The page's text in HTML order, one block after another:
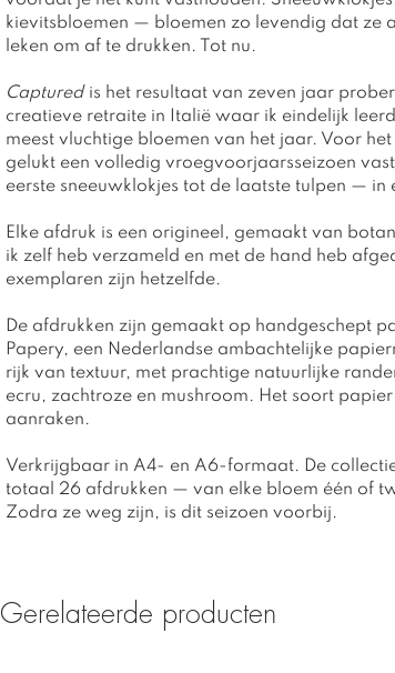
kievitsbloemen — bloemen zo levendig dat ze
leken om af te drukken. Tot nu.
Captured is het resultaat van zeven jaar
creatieve retraite in Italië waar ik eindelijk
meest vluchtige bloemen van het jaar. Voor het
gelukt een volledig vroegvoorjaarsseizoen
eerste sneeuwklokjes tot de laatste tulpen — in
Elke afdruk is een origineel, gemaakt van
ik zelf heb verzameld en met de hand heb
exemplaren zijn hetzelfde.
De afdrukken zijn gemaakt op handgeschept
Papery, een Nederlandse ambachtelijke
rijk van textuur, met prachtige natuurlijke
ecru, zachtroze en mushroom. Het soort
aanraken.
Verkrijgbaar in A4- en A6-formaat. De
totaal 26 afdrukken — van elke bloem één of
Zodra ze weg zijn, is dit seizoen voorbij.
Gerelateerde producten